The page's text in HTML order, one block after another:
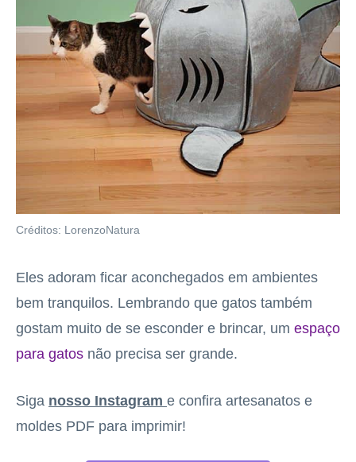
Créditos: LorenzoNatura
Eles adoram ficar aconchegados em ambientes
bem tranquilos. Lembrando que gatos também
gostam muito de se esconder e brincar, um espaço
para gatos não precisa ser grande.
Siga nosso Instagram e confira artesanatos e
moldes PDF para imprimir!